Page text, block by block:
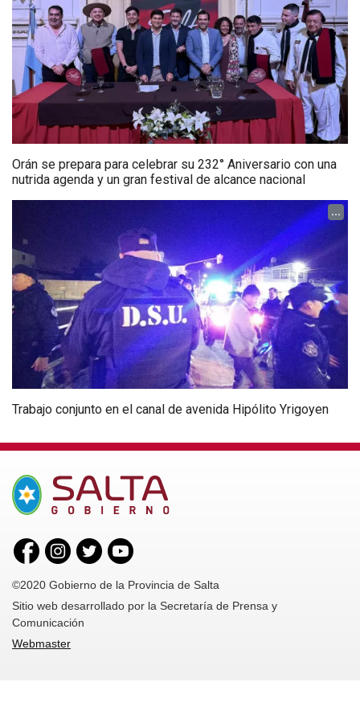
Orán se prepara para celebrar su 232° Aniversario con una
nutrida agenda y un gran festival de alcance nacional
...
Trabajo conjunto en el canal de avenida Hipólito Yrigoyen
©2020 Gobierno de la Provincia de Salta
Sitio web desarrollado por la Secretaría de Prensa y
Comunicación
Webmaster